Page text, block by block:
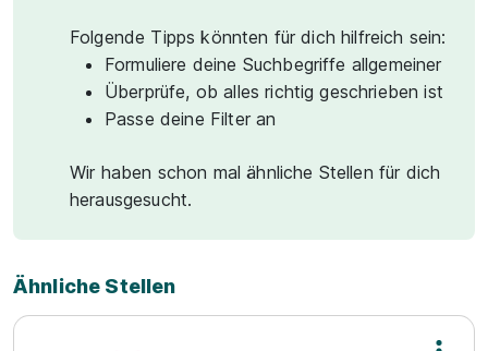
Folgende Tipps könnten für dich hilfreich sein:
Formuliere deine Suchbegriffe allgemeiner
Überprüfe, ob alles richtig geschrieben ist
Passe deine Filter an
Wir haben schon mal ähnliche Stellen für dich
herausgesucht.
Ähnliche Stellen